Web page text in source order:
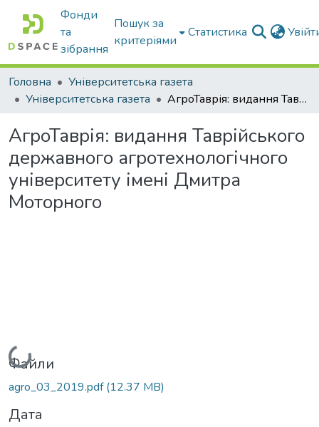
Фонди
та
зібрання
Пошук за
критеріями
Статистика
Головна
Університетська газета
Університетська газета
АгроТаврія: видання Таврійського державного агротехнологічного університету імені Дмитра Моторного
АгроТаврія: видання Таврійського
державного агротехнологічного
університету імені Дмитра
Моторного
Вантажиться...
Файли
agro_03_2019.pdf(12.37 MB)
Дата